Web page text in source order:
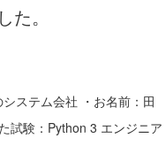
。
ステム会社 ・お名前：田
試験：Python 3 エンジニア